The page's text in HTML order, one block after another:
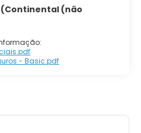
(Continental (não
- Basic.pdf